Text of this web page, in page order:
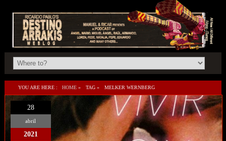
YOU ARE HERE : HOME » TAG » MELKER WERNBERG
28
abril
2021